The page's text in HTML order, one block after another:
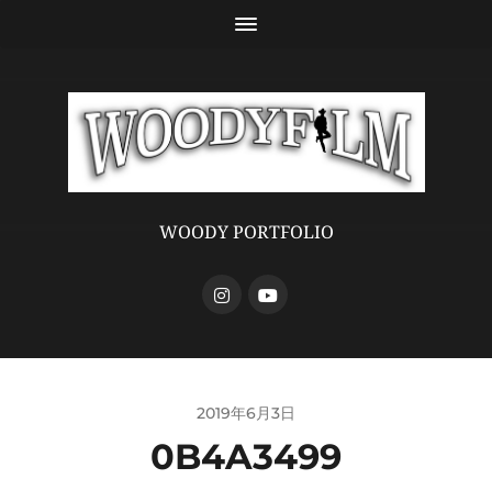
WOODY PORTFOLIO
2019年6月3日
0B4A3499